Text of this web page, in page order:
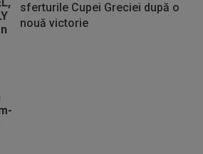
sferturile Cupei Greciei după o
nouă victorie